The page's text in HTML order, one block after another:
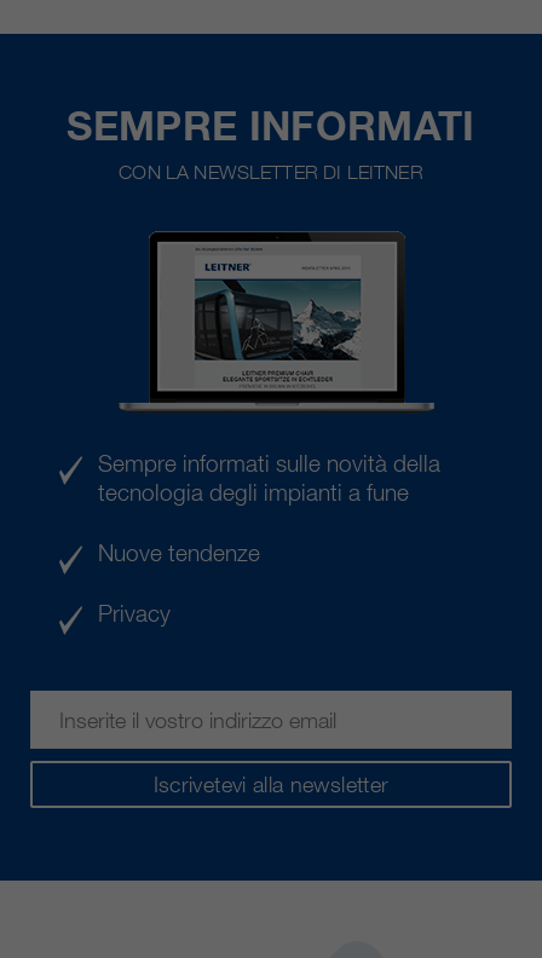
SEMPRE INFORMATI
CON LA NEWSLETTER DI LEITNER
Iscrivetevi alla newsletter
Sempre informati sulle novità della
tecnologia degli impianti a fune
Nuove tendenze
Privacy